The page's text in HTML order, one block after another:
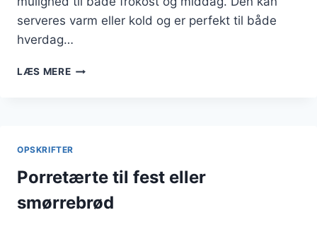
serveres varm eller kold og er perfekt til både
hverdag…
LÆS MEREPORRETÆRTE
OPSKRIFTER
Porretærte til fest eller
smørrebrød